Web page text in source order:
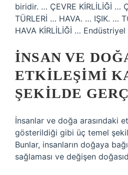
biridir. … ÇEVRE KİRLİLİĞİ …
TÜRLERİ … HAVA. … IŞIK. …
HAVA KİRLİLİĞİ …
İNSAN VE
ETKILEŞIMI
ŞEKILDE
İnsanlar ve doğa arasındaki
gösterildiği gibi üç temel
Bunlar, insanların doğaya
sağlaması ve değişen